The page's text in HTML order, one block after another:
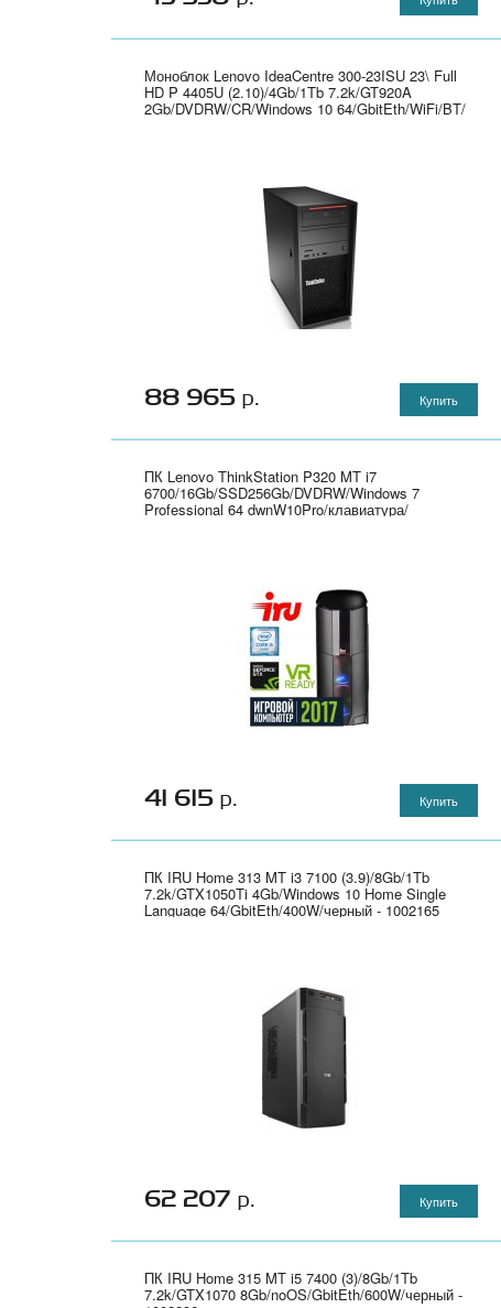
Моноблок Lenovo IdeaCentre 300-23ISU 23\ Full
HD P 4405U (2.10)/4Gb/1Tb 7.2k/GT920A
2Gb/DVDRW/CR/Windows 10 64/GbitEth/WiFi/BT/
88 965р. Купить
ПК Lenovo ThinkStation P320 MT i7
6700/16Gb/SSD256Gb/DVDRW/Windows 7
Professional 64 dwnW10Pro/клавиатура/
41 615р. Купить
ПК IRU Home 313 MT i3 7100 (3.9)/8Gb/1Tb
7.2k/GTX1050Ti 4Gb/Windows 10 Home Single
Language 64/GbitEth/400W/черный - 1002165
62 207 р. Купить
ПК IRU Home 315 MT i5 7400 (3)/8Gb/1Tb
7.2k/GTX1070 8Gb/noOS/GbitEth/600W/черный -